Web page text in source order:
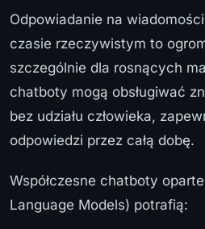
Odpowiadanie na
czasie rzeczywistym to
szczególnie dla rosnących
chatboty mogą obsługiwać
bez udziału człowieka,
odpowiedzi przez całą dobę.
Współczesne chatboty
Language Models) potrafią: